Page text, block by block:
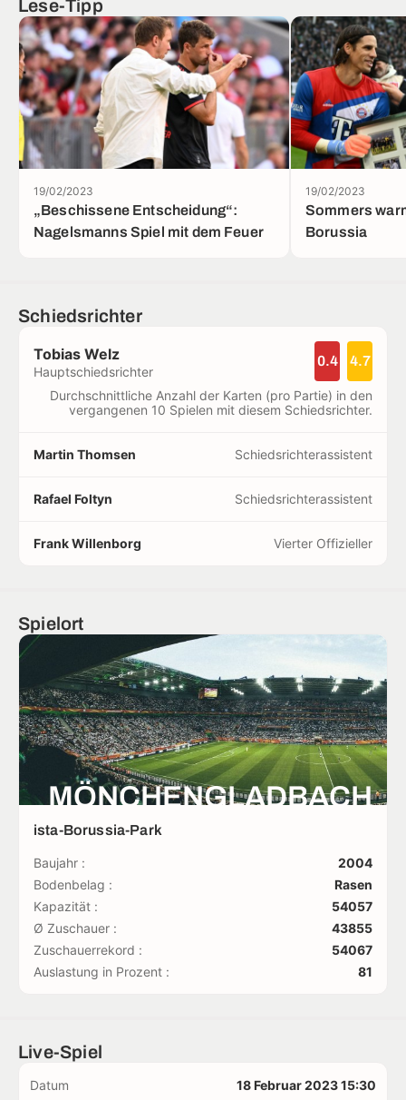
Lese-Tipp
„Beschissene Entscheidung“:
Nagelsmanns Spiel mit dem Feuer
19/02/2023
Sommers
Borussia
19/02/2023
Schiedsrichter
Tobias Welz
Hauptschiedsrichter
0.4 4.7
Durchschnittliche Anzahl der Karten (pro Partie) in den
vergangenen 10 Spielen mit diesem Schiedsrichter.
Martin Thomsen Schiedsrichterassistent
Rafael Foltyn Schiedsrichterassistent
Frank Willenborg Vierter Offizieller
Spielort
MÖNCHENGLADBACH
ista-Borussia-Park
Baujahr :
2004
Bodenbelag :
Rasen
Kapazität :
54057
Ø Zuschauer :
43855
Zuschauerrekord :
54067
Auslastung in Prozent :
81
Live-Spiel
Datum 18 Februar 2023 15:30